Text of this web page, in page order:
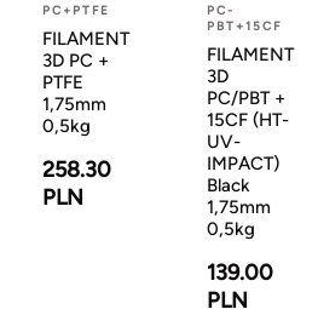
PC+PTFE
FILAMENT
3D PC +
PTFE
1,75mm
0,5kg
258.30
PLN
PC-
PBT+15CF
FILAMENT
3D
PC/PBT +
15CF (HT-
UV-
IMPACT)
Black
1,75mm
0,5kg
139.00
PLN